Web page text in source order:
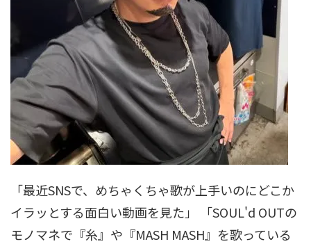
「最近SNSで、めちゃくちゃ歌が上手いのにどこか
イラッとする面白い動画を見た」 「SOUL'd OUTの
モノマネで『糸』や『MASH MASH』を歌っている